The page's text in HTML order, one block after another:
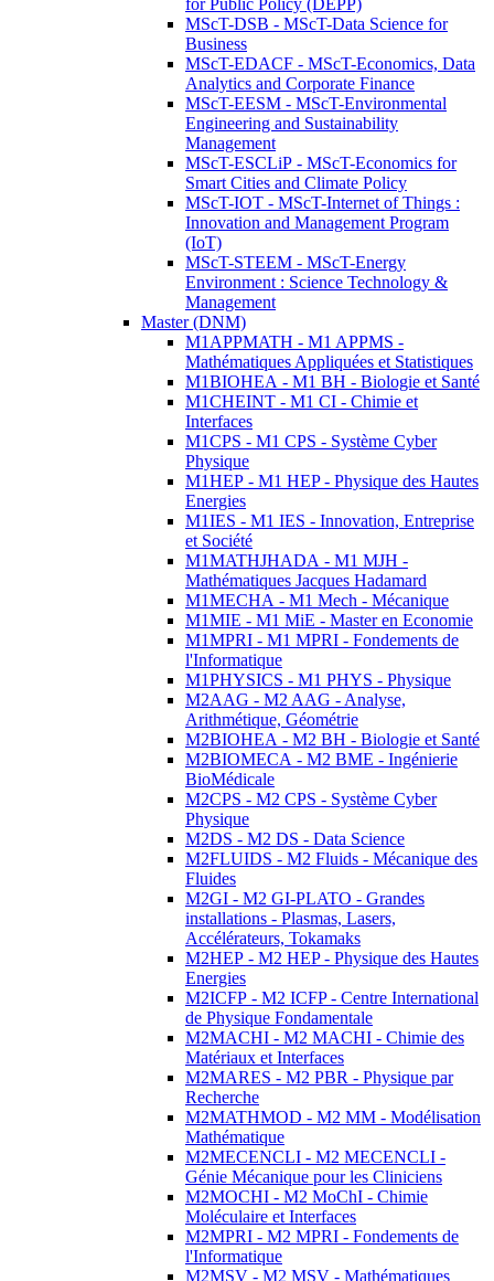
for Public Policy (DEPP)
MScT-DSB - MScT-Data Science for
Business
MScT-EDACF - MScT-Economics, Data
Analytics and Corporate Finance
MScT-EESM - MScT-Environmental
Engineering and Sustainability
Management
MScT-ESCLiP - MScT-Economics for
Smart Cities and Climate Policy
MScT-IOT - MScT-Internet of Things :
Innovation and Management Program
(IoT)
MScT-STEEM - MScT-Energy
Environment : Science Technology &
Management
Master (DNM)
M1APPMATH - M1 APPMS -
Mathématiques Appliquées et Statistiques
M1BIOHEA - M1 BH - Biologie et Santé
M1CHEINT - M1 CI - Chimie et
Interfaces
M1CPS - M1 CPS - Système Cyber
Physique
M1HEP - M1 HEP - Physique des Hautes
Energies
M1IES - M1 IES - Innovation, Entreprise
et Société
M1MATHJHADA - M1 MJH -
Mathématiques Jacques Hadamard
M1MECHA - M1 Mech - Mécanique
M1MIE - M1 MiE - Master en Economie
M1MPRI - M1 MPRI - Fondements de
l'Informatique
M1PHYSICS - M1 PHYS - Physique
M2AAG - M2 AAG - Analyse,
Arithmétique, Géométrie
M2BIOHEA - M2 BH - Biologie et Santé
M2BIOMECA - M2 BME - Ingénierie
BioMédicale
M2CPS - M2 CPS - Système Cyber
Physique
M2DS - M2 DS - Data Science
M2FLUIDS - M2 Fluids - Mécanique des
Fluides
M2GI - M2 GI-PLATO - Grandes
installations - Plasmas, Lasers,
Accélérateurs, Tokamaks
M2HEP - M2 HEP - Physique des Hautes
Energies
M2ICFP - M2 ICFP - Centre International
de Physique Fondamentale
M2MACHI - M2 MACHI - Chimie des
Matériaux et Interfaces
M2MARES - M2 PBR - Physique par
Recherche
M2MATHMOD - M2 MM - Modélisation
Mathématique
M2MECENCLI - M2 MECENCLI -
Génie Mécanique pour les Cliniciens
M2MOCHI - M2 MoChI - Chimie
Moléculaire et Interfaces
M2MPRI - M2 MPRI - Fondements de
l'Informatique
M2MSV - M2 MSV - Mathématiques